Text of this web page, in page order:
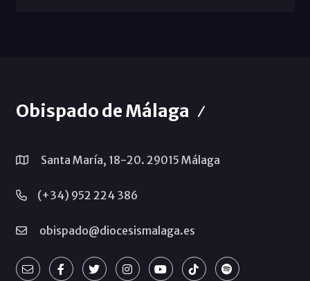
Obispado de Málaga
Santa María, 18-20. 29015 Málaga
(+34) 952 224 386
obispado@diocesismalaga.es